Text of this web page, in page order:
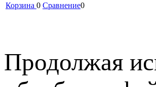
Корзина 0 Сравнение0
Продолжая